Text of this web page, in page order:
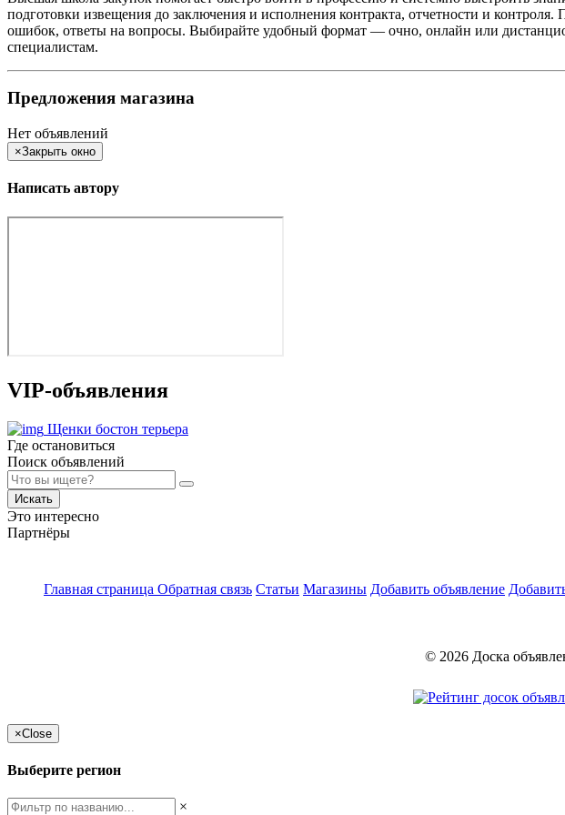
подготовки извещения до заключения и исполнения контракта, отчетности и
ошибок, ответы на вопросы. Выбирайте удобный формат — очно, онлайн или
специалистам.
Предложения магазина
Нет объявлений
×Закрыть окно
Написать автору
VIP-объявления
Щенки бостон терьера
Где остановиться
Поиск объявлений
Искать
Это интересно
Партнёры
Главная страница Обратная связь Статьи Магазины Добавить объявление
© 2026 Доска
×Close
Выберите регион
×